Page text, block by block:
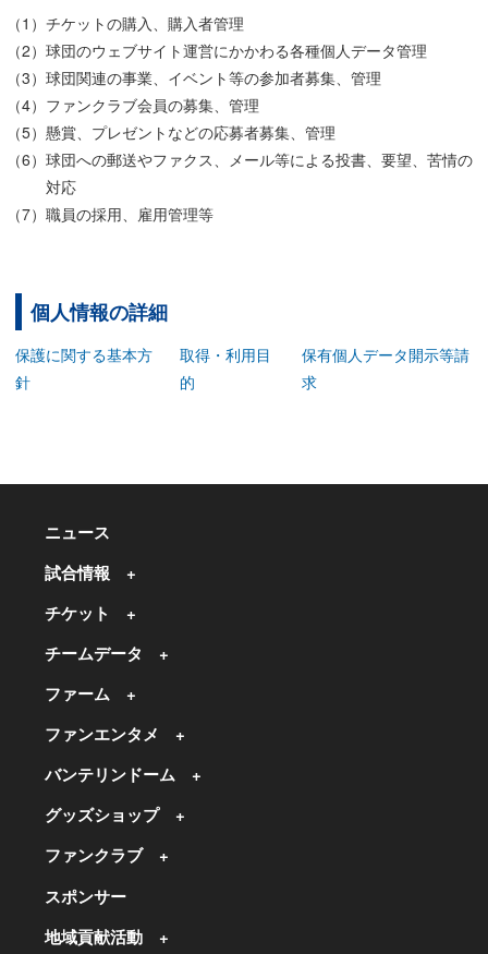
チケットの購入、購入者管理
球団のウェブサイト運営にかかわる各種個人データ管理
球団関連の事業、イベント等の参加者募集、管理
ファンクラブ会員の募集、管理
懸賞、プレゼントなどの応募者募集、管理
球団への郵送やファクス、メール等による投書、要望、苦情の
対応
職員の採用、雇用管理等
個人情報の詳細
保護に関する基本方
針
取得・利用目
的
保有個人データ開示等請
求
ニュース
試合情報
チケット
チームデータ
ファーム
ファンエンタメ
バンテリンドーム
グッズショップ
ファンクラブ
スポンサー
地域貢献活動